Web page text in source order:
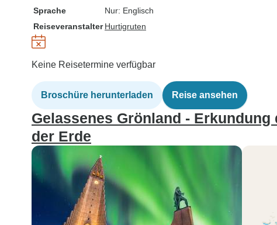
Sprache
Nur: Englisch
Reiseveranstalter Hurtigruten
Keine Reisetermine verfügbar
Broschüre herunterladen Reise ansehen
Gelassenes Grönland -
der Erde